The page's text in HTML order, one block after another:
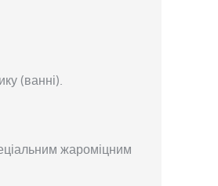
(ванні).
жароміцним